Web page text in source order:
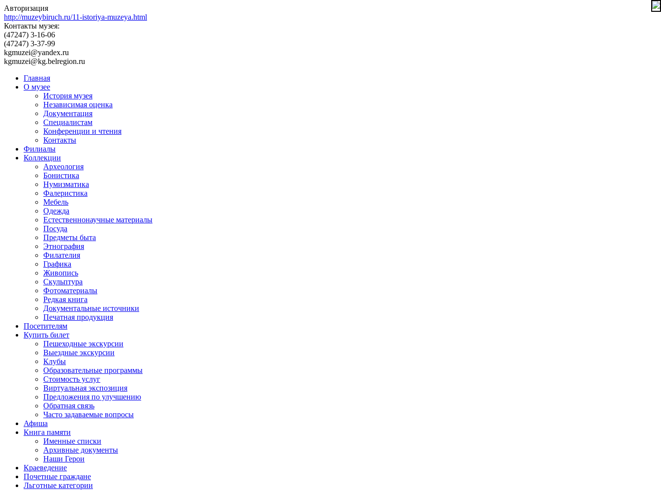
Авторизация
http://muzeybiruch.ru/11-istoriya-muzeya.html
Контакты музея:
(47247) 3-16-06
(47247) 3-37-99
kgmuzei@yandex.ru
kgmuzei@kg.belregion.ru
Главная
О музее
История музея
Независимая оценка
Документация
Специалистам
Конференции и чтения
Контакты
Филиалы
Коллекции
Археология
Бонистика
Нумизматика
Фалеристика
Мебель
Одежда
Естественнонаучные материалы
Посуда
Предметы быта
Этнография
Филателия
Графика
Живопись
Скульптура
Фотоматериалы
Редкая книга
Документальные источники
Печатная продукция
Посетителям
Купить билет
Пешеходные экскурсии
Выездные экскурсии
Клубы
Образовательные программы
Стоимость услуг
Виртуальная экспозиция
Предложения по улучшению
Обратная связь
Часто задаваемые вопросы
Афиша
Книга памяти
Именные списки
Архивные документы
Наши Герои
Краеведение
Почетные граждане
Льготные категории